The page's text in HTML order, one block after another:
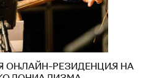
ОНЛАЙН-РЕЗИДЕНЦИЯ НА